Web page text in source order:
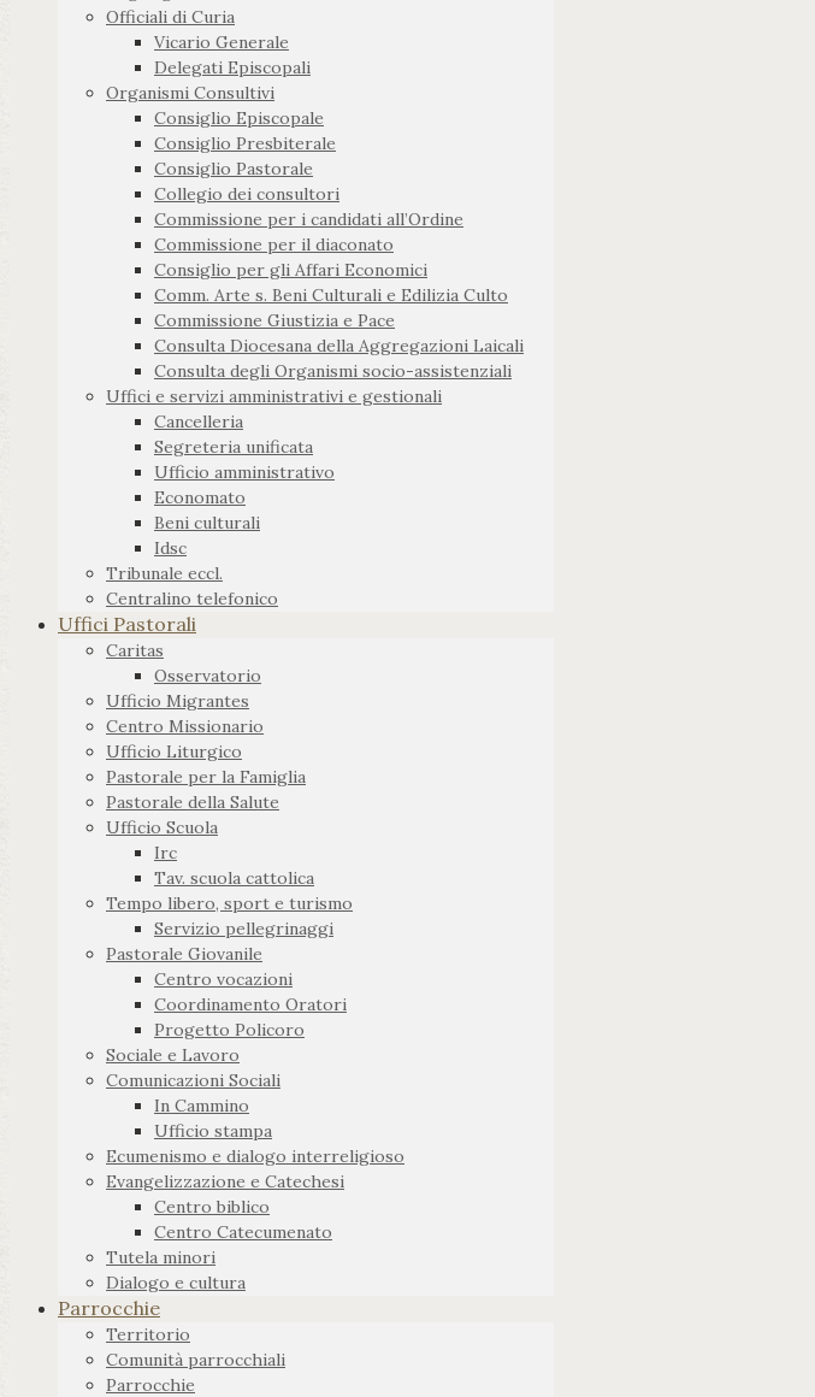
Officiali di Curia
Vicario Generale
Delegati Episcopali
Organismi Consultivi
Consiglio Episcopale
Consiglio Presbiterale
Consiglio Pastorale
Collegio dei consultori
Commissione per i candidati all’Ordine
Commissione per il diaconato
Consiglio per gli Affari Economici
Comm. Arte s. Beni Culturali e Edilizia Culto
Commissione Giustizia e Pace
Consulta Diocesana della Aggregazioni Laicali
Consulta degli Organismi socio-assistenziali
Uffici e servizi amministrativi e gestionali
Cancelleria
Segreteria unificata
Ufficio amministrativo
Economato
Beni culturali
Idsc
Tribunale eccl.
Centralino telefonico
Uffici Pastorali
Caritas
Osservatorio
Ufficio Migrantes
Centro Missionario
Ufficio Liturgico
Pastorale per la Famiglia
Pastorale della Salute
Ufficio Scuola
Irc
Tav. scuola cattolica
Tempo libero, sport e turismo
Servizio pellegrinaggi
Pastorale Giovanile
Centro vocazioni
Coordinamento Oratori
Progetto Policoro
Sociale e Lavoro
Comunicazioni Sociali
In Cammino
Ufficio stampa
Ecumenismo e dialogo interreligioso
Evangelizzazione e Catechesi
Centro biblico
Centro Catecumenato
Tutela minori
Dialogo e cultura
Parrocchie
Territorio
Comunità parrocchiali
Parrocchie